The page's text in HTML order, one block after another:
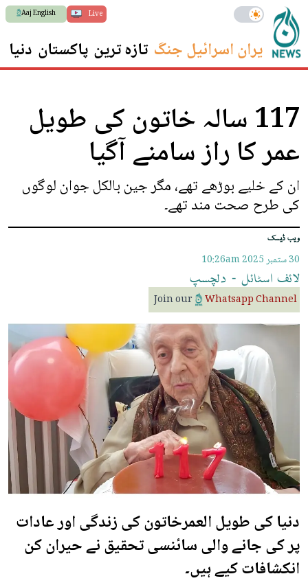
Live
Aaj English
ایران اسرائیل جنگ تازہ ترین پاکستان دنیا
117 سالہ خاتون کی طویل
عمر کا راز سامنے آگیا
ان کے خلیے بوڑھے تھے، مگر جین بالکل جوان لوگوں
کی طرح صحت مند تھے۔
ویب ڈیسک
30 ستمبر 2025 10:26am
لائف اسٹائل - دلچسپ
Join our Whatsapp Channel
دنیا کی طویل العمرخاتون کی زندگی اور عادات
پر کی جانے والی سائنسی تحقیق نے حیران کن
انکشافات کیے ہیں۔